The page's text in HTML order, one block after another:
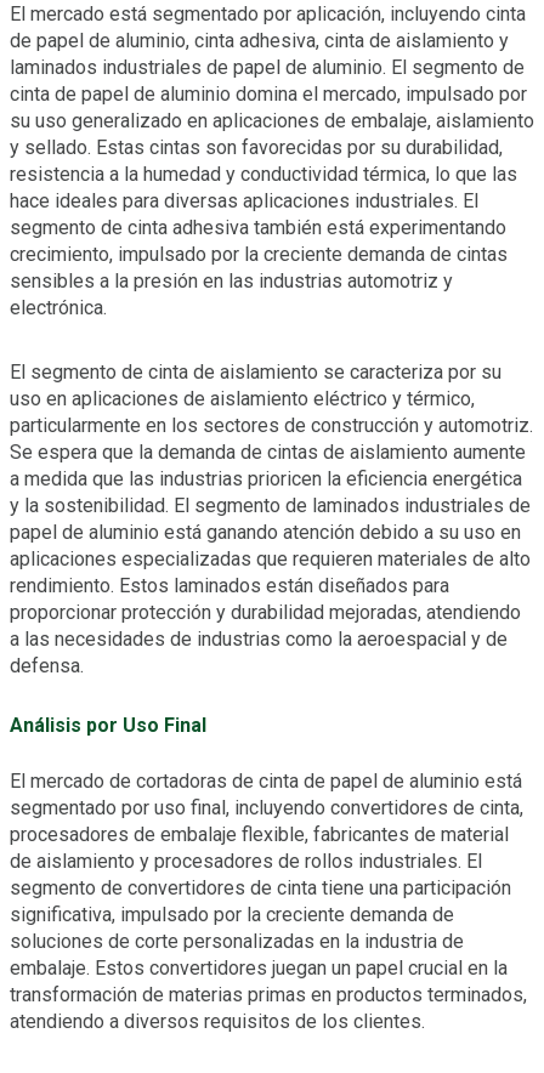
El mercado está segmentado por aplicación, incluyendo cinta
de papel de aluminio, cinta adhesiva, cinta de aislamiento y
laminados industriales de papel de aluminio. El segmento de
cinta de papel de aluminio domina el mercado, impulsado por
su uso generalizado en aplicaciones de embalaje, aislamiento
y sellado. Estas cintas son favorecidas por su durabilidad,
resistencia a la humedad y conductividad térmica, lo que las
hace ideales para diversas aplicaciones industriales. El
segmento de cinta adhesiva también está experimentando
crecimiento, impulsado por la creciente demanda de cintas
sensibles a la presión en las industrias automotriz y
electrónica.
El segmento de cinta de aislamiento se caracteriza por su
uso en aplicaciones de aislamiento eléctrico y térmico,
particularmente en los sectores de construcción y automotriz.
Se espera que la demanda de cintas de aislamiento aumente
a medida que las industrias prioricen la eficiencia energética
y la sostenibilidad. El segmento de laminados industriales de
papel de aluminio está ganando atención debido a su uso en
aplicaciones especializadas que requieren materiales de alto
rendimiento. Estos laminados están diseñados para
proporcionar protección y durabilidad mejoradas, atendiendo
a las necesidades de industrias como la aeroespacial y de
defensa.
Análisis por Uso Final
El mercado de cortadoras de cinta de papel de aluminio está
segmentado por uso final, incluyendo convertidores de cinta,
procesadores de embalaje flexible, fabricantes de material
de aislamiento y procesadores de rollos industriales. El
segmento de convertidores de cinta tiene una participación
significativa, impulsado por la creciente demanda de
soluciones de corte personalizadas en la industria de
embalaje. Estos convertidores juegan un papel crucial en la
transformación de materias primas en productos terminados,
atendiendo a diversos requisitos de los clientes.